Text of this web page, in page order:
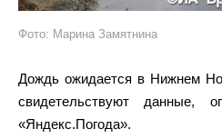
Фото: Марина Замятнина
Дождь ожидается в Нижнем
свидетельствуют данные,
«Яндекс.Погода».